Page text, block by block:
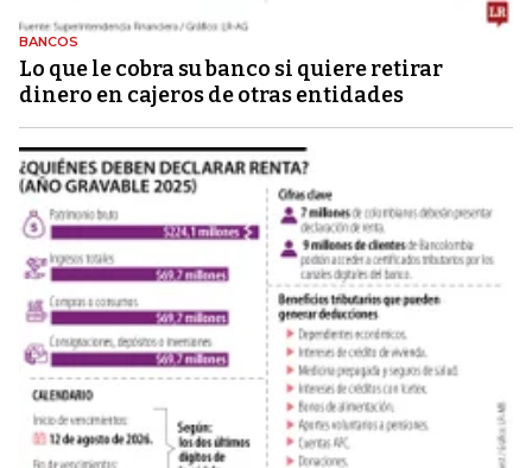
BANCOS
Lo que le cobra su banco si quiere retirar
dinero en cajeros de otras entidades